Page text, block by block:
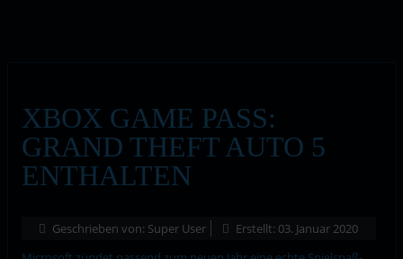
XBOX GAME PASS:
GRAND THEFT AUTO 5
ENTHALTEN
Geschrieben von: Super User
Erstellt: 03. Januar 2020